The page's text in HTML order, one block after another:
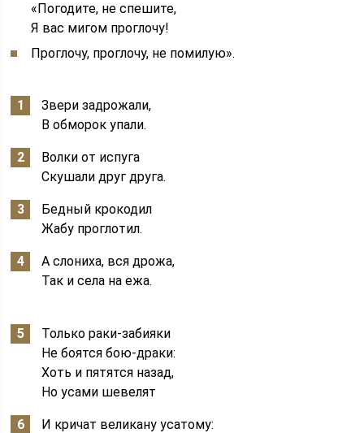
«Погодите, не спешите,
Я вас мигом проглочу!
Проглочу, проглочу, не помилую».
Звери задрожали,
В обморок упали.
Волки от испуга
Скушали друг друга.
Бедный крокодил
Жабу проглотил.
А слониха, вся дрожа,
Так и села на ежа.
Только раки-забияки
Не боятся бою-драки:
Хоть и пятятся назад,
Но усами шевелят
И кричат великану усатому: